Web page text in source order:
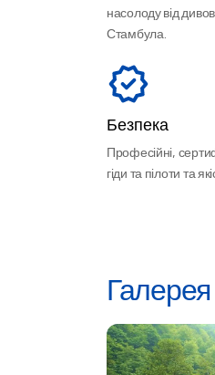
насолоду від
Стамбула.
Безпека
Професійні,
гіди та пілоти та
Галерея